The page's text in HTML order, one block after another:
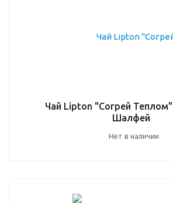
Чай Lipton "Согрей
Шалфей
Нет в наличии